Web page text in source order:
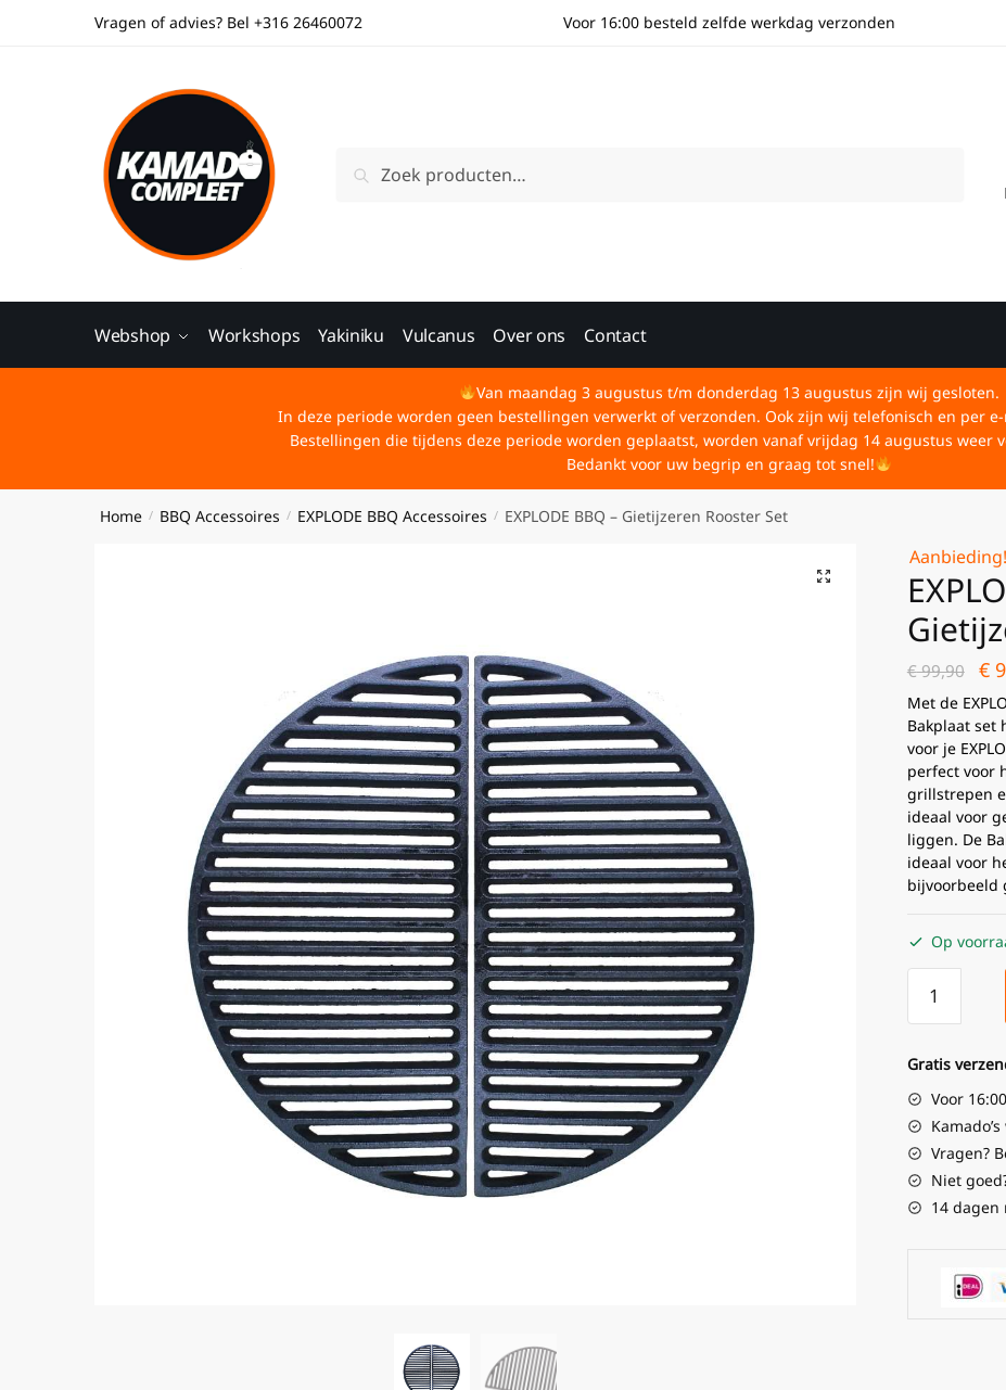
Vragen of advies? Bel +316 26460072 Voor 16:00 besteld zelfde werkdag verzonden
Zoeken
Webshop Workshops Yakiniku Vulcanus Over ons Contact
Van maandag 3 augustus t/m donderdag 13 augustus zijn wij gesloten.
In deze periode worden geen bestellingen verwerkt of verzonden. Ook zijn wij telefonisch en per
Bestellingen die tijdens deze periode worden geplaatst, worden vanaf vrijdag 14 augustus weer
Bedankt voor uw begrip en graag tot snel!
Home / BBQ Accessoires / EXPLODE BBQ Accessoires / EXPLODE BBQ – Gietijzeren Rooster Set
Aanbieding!
€99,90 €
Met de
Bakplaat set
voor je
perfect voor
grillstrepen
ideaal voor
liggen. De
ideaal voor
bijvoorbeeld
Op
Gratis
Voor
Vragen?
Niet
14